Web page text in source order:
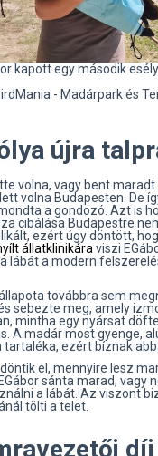
kapott egy második
- Madárpark és
újra
volna, vagy bent maradt
volna Budapesten. De
a gondozó. Azt is
cibálása Budapestre
ezért úgy döntött,
állatklinikára viszi
lábát a modern
továbbra sem
sebezte meg, amely
mintha egy nyársat
A madár most gyenge,
ezért bíznak
el, mennyire lesz
sánta marad, vagy
a lábát. Az viszont
tölti a telet.
díj